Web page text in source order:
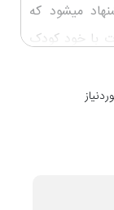
میشود که
با خود کودک